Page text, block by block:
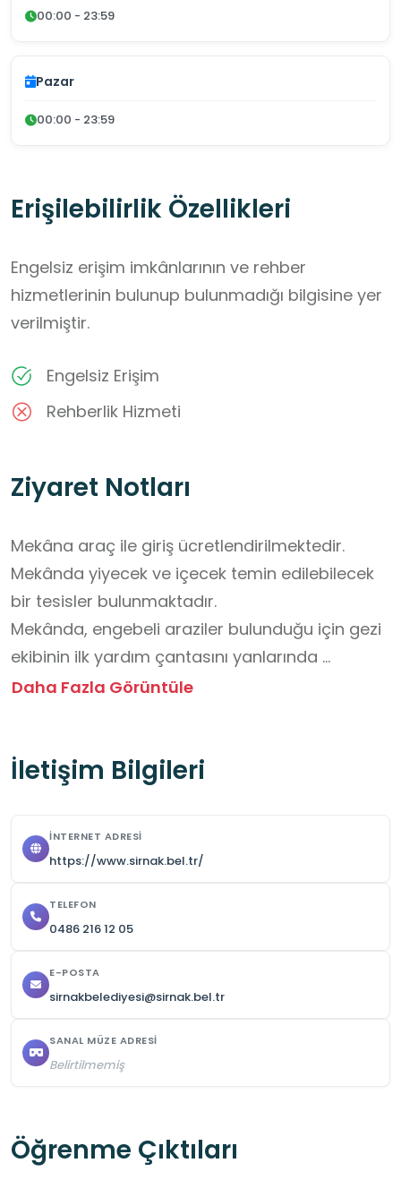
00:00 - 23:59
Pazar
00:00 - 23:59
Erişilebilirlik Özellikleri
Engelsiz erişim imkânlarının ve rehber
hizmetlerinin bulunup bulunmadığı bilgisine yer
verilmiştir.
Engelsiz Erişim
Rehberlik Hizmeti
Ziyaret Notları
Mekâna araç ile giriş ücretlendirilmektedir.
Mekânda yiyecek ve içecek temin edilebilecek
bir tesisler bulunmaktadır.
Mekânda, engebeli araziler bulunduğu için gezi
ekibinin ilk yardım çantasını yanlarında
bulundurmaları önerilmektedir.
Yılın kış aylarında buzlanma vb. durumlar risk
Daha Fazla Görüntüle
İletişim Bilgileri
İNTERNET ADRESI
https://www.sirnak.bel.tr/
TELEFON
0486 216 12 05
E-POSTA
sirnakbelediyesi@sirnak.bel.tr
SANAL MÜZE ADRESI
Belirtilmemiş
Öğrenme Çıktıları